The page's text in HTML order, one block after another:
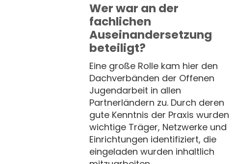
Wer war an der
fachlichen
Auseinandersetzung
beteiligt?
Eine große Rolle kam hier den
Dachverbänden der Offenen
Jugendarbeit in allen
Partnerländern zu. Durch deren
gute Kenntnis der Praxis wurden
wichtige Träger, Netzwerke und
Einrichtungen identifiziert, die
eingeladen wurden inhaltlich